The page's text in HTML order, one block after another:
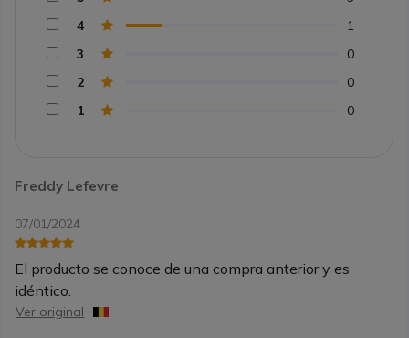
Freddy Lefevre
07/01/2024
El producto se conoce de una compra anterior y es
idéntico.
Ver original
4
1
3
0
2
0
1
0